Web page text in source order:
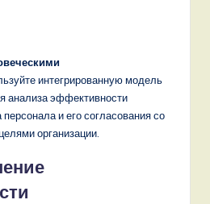
интегрированную модель
анализа эффективности
и его согласования со
организации.